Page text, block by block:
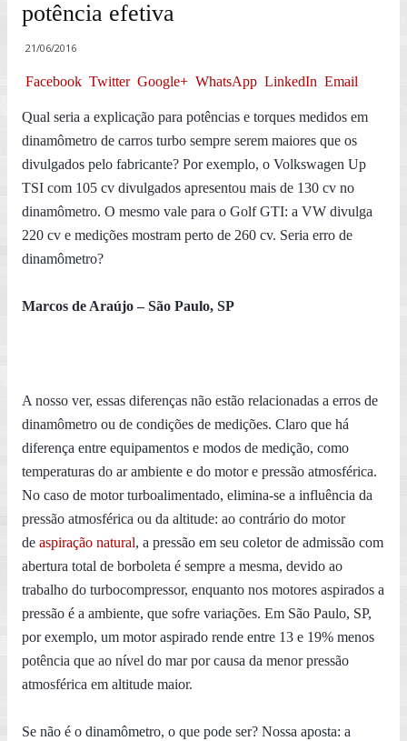
potência efetiva
21/06/2016
Facebook Twitter Google+ WhatsApp LinkedIn Email
Qual seria a explicação para potências e torques medidos em
dinamômetro de carros turbo sempre serem maiores que os
divulgados pelo fabricante? Por exemplo, o Volkswagen Up
TSI com 105 cv divulgados apresentou mais de 130 cv no
dinamômetro. O mesmo vale para o Golf GTI: a VW divulga
220 cv e medições mostram perto de 260 cv. Seria erro de
dinamômetro?
Marcos de Araújo – São Paulo, SP
A nosso ver, essas diferenças não estão relacionadas a erros de
dinamômetro ou de condições de medições. Claro que há
diferença entre equipamentos e modos de medição, como
temperaturas do ar ambiente e do motor e pressão atmosférica.
No caso de motor turboalimentado, elimina-se a influência da
pressão atmosférica ou da altitude: ao contrário do motor
de aspiração natural, a pressão em seu coletor de admissão com
abertura total de borboleta é sempre a mesma, devido ao
trabalho do turbocompressor, enquanto nos motores aspirados a
pressão é a ambiente, que sofre variações. Em São Paulo, SP,
por exemplo, um motor aspirado rende entre 13 e 19% menos
potência que ao nível do mar por causa da menor pressão
atmosférica em altitude maior.
Se não é o dinamômetro, o que pode ser? Nossa aposta: a